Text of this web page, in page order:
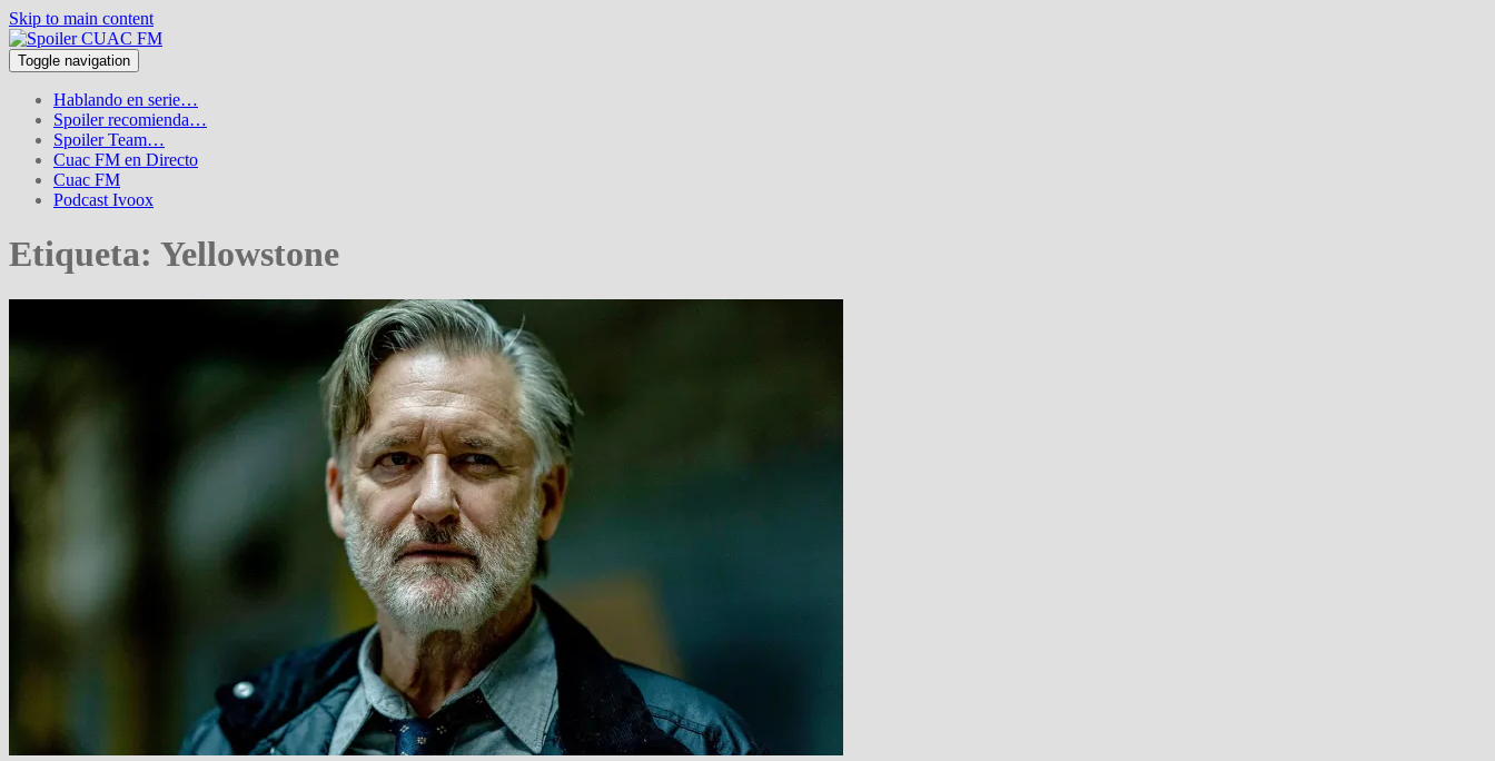
Skip to main content
Toggle navigation
Hablando en serie…
Spoiler recomienda…
Spoiler Team…
Cuac FM en Directo
Cuac FM
Podcast Ivoox
Etiqueta: Yellowstone